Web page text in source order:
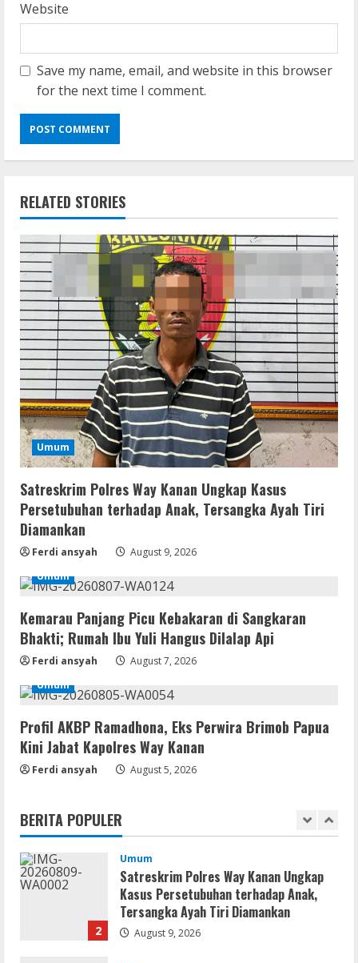
Website
Save my name, email, and website in this browser
for the next time I comment.
RELATED STORIES
Umum
Satreskrim Polres Way Kanan Ungkap Kasus
Persetubuhan terhadap Anak, Tersangka Ayah Tiri
Diamankan
Ferdi ansyah
August 9, 2026
Umum
Kemarau Panjang Picu Kebakaran di Sangkaran
Bhakti; Rumah Ibu Yuli Hangus Dilalap Api
Ferdi ansyah
August 7, 2026
Umum
Profil AKBP Ramadhona, Eks Perwira Brimob Papua
Kini Jabat Kapolres Way Kanan
Ferdi ansyah August 5, 2026
BERITA POPULER
2
Umum
Satreskrim Polres Way Kanan Ungkap
Kasus Persetubuhan terhadap Anak,
Tersangka Ayah Tiri Diamankan
August 9, 2026
3
Coop
Uncharted: Legacy of Thieves
Collection Compressed Repack 2026
August 9, 2026
4
Resettools
[Final] (x64) Final FileCR
August 9, 2026
5
Img
Debloated Tоrrеnt
1
Movies
2
Umum
Satreskrim Polres Way Kanan Ungkap
Kasus Persetubuhan terhadap Anak,
Tersangka Ayah Tiri Diamankan
August 9, 2026